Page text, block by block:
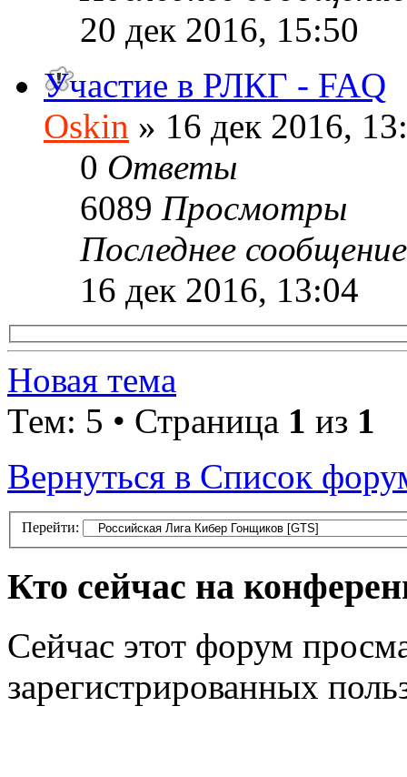
20 дек 2016, 15:50
Участие в РЛКГ - FAQ
Oskin » 16 дек 2016,
0 Ответы
6089 Просмотры
Последнее
16 дек 2016, 13:04
Новая тема
Тем: 5 • Страница 1 из 1
Вернуться в Список
Перейти:
Кто сейчас на
Сейчас этот форум
зарегистрированных